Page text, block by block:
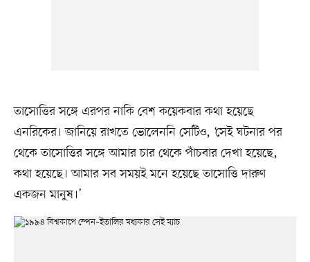
তাসোত্তির সঙ্গে এরপর নাকি বেশ কয়েকবার কথা হয়েছে
এনরিকের। জানিয়ে রাখতে ভোলেননি সেটিও, ‘সেই ঘটনার পর
থেকে তাসোত্তির সঙ্গে আমার চার থেকে পাঁচবার দেখা হয়েছে,
কথা হয়েছে। আমার সব সময়ই মনে হয়েছে তাসোত্তি দারুণ
একজন মানুষ।’